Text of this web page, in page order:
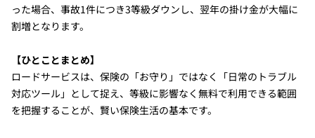
った場合、事故1件につき3等級ダウンし、翌年の掛け金が大幅に
割増となります。
【ひとことまとめ】
ロードサービスは、保険の「お守り」ではなく「日常のトラブル
対応ツール」として捉え、等級に影響なく無料で利用できる範囲
を把握することが、賢い保険生活の基本です。